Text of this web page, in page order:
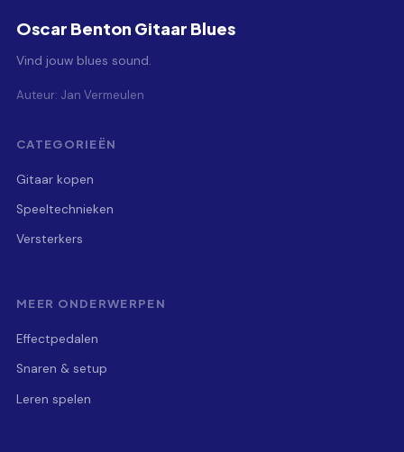
Oscar Benton Gitaar Blues
Vind jouw blues sound.
Auteur: Jan Vermeulen
CATEGORIEËN
Gitaar kopen
Speeltechnieken
Versterkers
MEER ONDERWERPEN
Effectpedalen
Snaren & setup
Leren spelen